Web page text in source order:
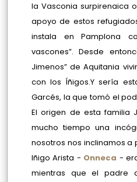
la Vasconia surpirenaica
apoyo de estos
instala en Pamplona
vascones”. Desde
Jimenos” de Aquitania
con los Íñigos.Y sería
Garcés, la que tomó el
El origen de esta familia
mucho tiempo una
nosotros nos inclinamos
Iñigo Arista - Onneca -
mientras que el padre